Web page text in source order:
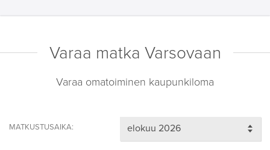
Varaa matka Varsovaan
Varaa omatoiminen kaupunkiloma
MATKUSTUSAIKA: